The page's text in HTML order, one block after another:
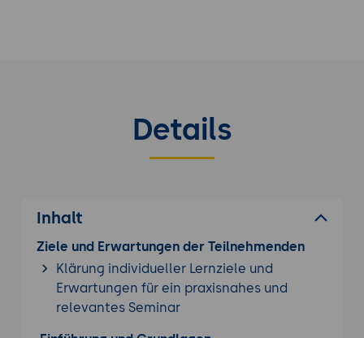
Erfahren Sie mehr durch ein zusätzliches
JBoss/WildFly Trainingaus unserem
Details
Inhalt
Ziele und Erwartungen der Teilnehmenden
Klärung individueller Lernziele und
Erwartungen für ein praxisnahes und
relevantes Seminar